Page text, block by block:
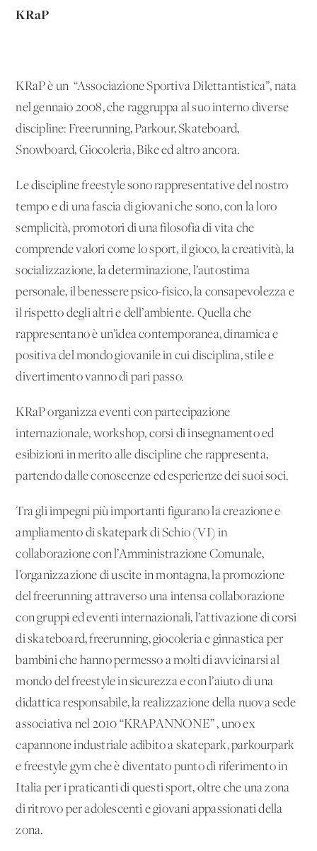
KRaP
KRaP è un' “Associazione Sportiva Dilettantistica”, nata
nel gennaio 2008, che raggruppa al suo interno diverse
discipline: Freerunning, Parkour, Skateboard,
Snowboard, Giocoleria, Bike ed altro ancora.
Le discipline freestyle sono rappresentative del nostro
tempo e di una fascia di giovani che sono, con la loro
semplicità, promotori di una filosofia di vita che
comprende valori come lo sport, il gioco, la creatività, la
socializzazione, la determinazione, l’autostima
personale, il benessere psico-fisico, la consapevolezza e
il rispetto degli altri e dell’ambiente. Quella che
rappresentano è un’idea contemporanea, dinamica e
positiva del mondo giovanile in cui disciplina, stile e
divertimento vanno di pari passo.
KRaP organizza eventi con partecipazione
internazionale, workshop, corsi di insegnamento ed
esibizioni in merito alle discipline che rappresenta,
partendo dalle conoscenze ed esperienze dei suoi soci.
Tra gli impegni più importanti figurano la creazione e
ampliamento di skatepark di Schio (VI) in
collaborazione con l’Amministrazione Comunale,
l’organizzazione di uscite in montagna, la promozione
del freerunning attraverso una intensa collaborazione
con gruppi ed eventi internazionali, l’attivazione di corsi
di skateboard, freerunning, giocoleria e ginnastica per
bambini che hanno permesso a molti di avvicinarsi al
mondo del freestyle in sicurezza e con l’aiuto di una
didattica responsabile, la realizzazione della nuova sede
associativa nel 2010 “KRAPANNONE” , uno ex
capannone industriale adibito a skatepark, parkourpark
e freestyle gym che è diventato punto di riferimento in
Italia per i praticanti di questi sport, oltre che una zona
di ritrovo per adolescenti e giovani appassionati della
zona.